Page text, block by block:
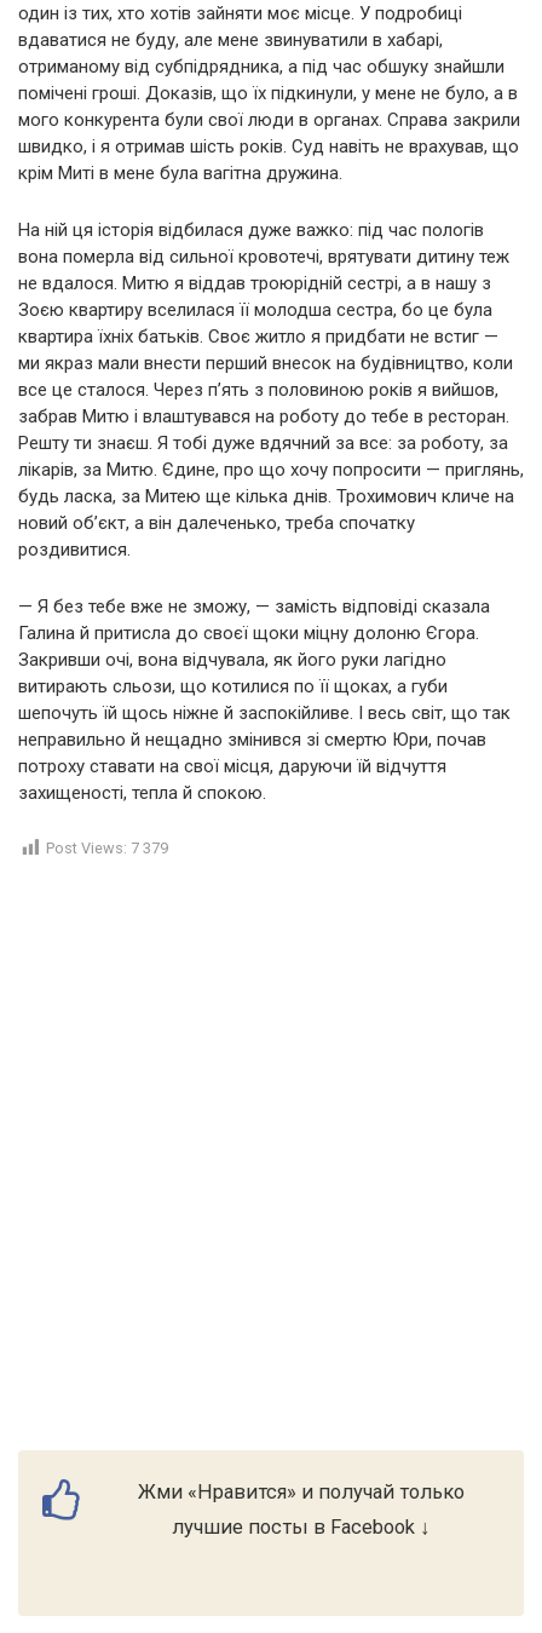
один із тих, хто хотів зайняти моє місце. У подробиці
вдаватися не буду, але мене звинуватили в хабарі,
отриманому від субпідрядника, а під час обшуку знайшли
помічені гроші. Доказів, що їх підкинули, у мене не було, а в
мого конкурента були свої люди в органах. Справа закрили
швидко, і я отримав шість років. Суд навіть не врахував, що
крім Миті в мене була вагітна дружина.
На ній ця історія відбилася дуже важко: під час пологів
вона померла від сильної кровотечі, врятувати дитину теж
не вдалося. Митю я віддав троюрідній сестрі, а в нашу з
Зоєю квартиру вселилася її молодша сестра, бо це була
квартира їхніх батьків. Своє житло я придбати не встиг —
ми якраз мали внести перший внесок на будівництво, коли
все це сталося. Через п’ять з половиною років я вийшов,
забрав Митю і влаштувався на роботу до тебе в ресторан.
Решту ти знаєш. Я тобі дуже вдячний за все: за роботу, за
лікарів, за Митю. Єдине, про що хочу попросити — приглянь,
будь ласка, за Митею ще кілька днів. Трохимович кличе на
новий об’єкт, а він далеченько, треба спочатку
роздивитися.
— Я без тебе вже не зможу, — замість відповіді сказала
Галина й притисла до своєї щоки міцну долоню Єгора.
Закривши очі, вона відчувала, як його руки лагідно
витирають сльози, що котилися по її щоках, а губи
шепочуть їй щось ніжне й заспокійливе. І весь світ, що так
неправильно й нещадно змінився зі смертю Юри, почав
потроху ставати на свої місця, даруючи їй відчуття
захищеності, тепла й спокою.
Post Views: 7 379
Жми «Нравится» и получай только
лучшие посты в Facebook ↓